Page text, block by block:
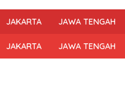
JAKARTA JAWA TENGAH
JAKARTA JAWA TENGAH